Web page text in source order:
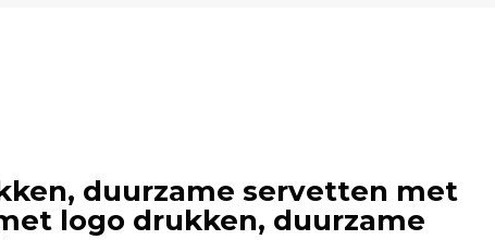
duurzame servetten met
logo drukken, duurzame